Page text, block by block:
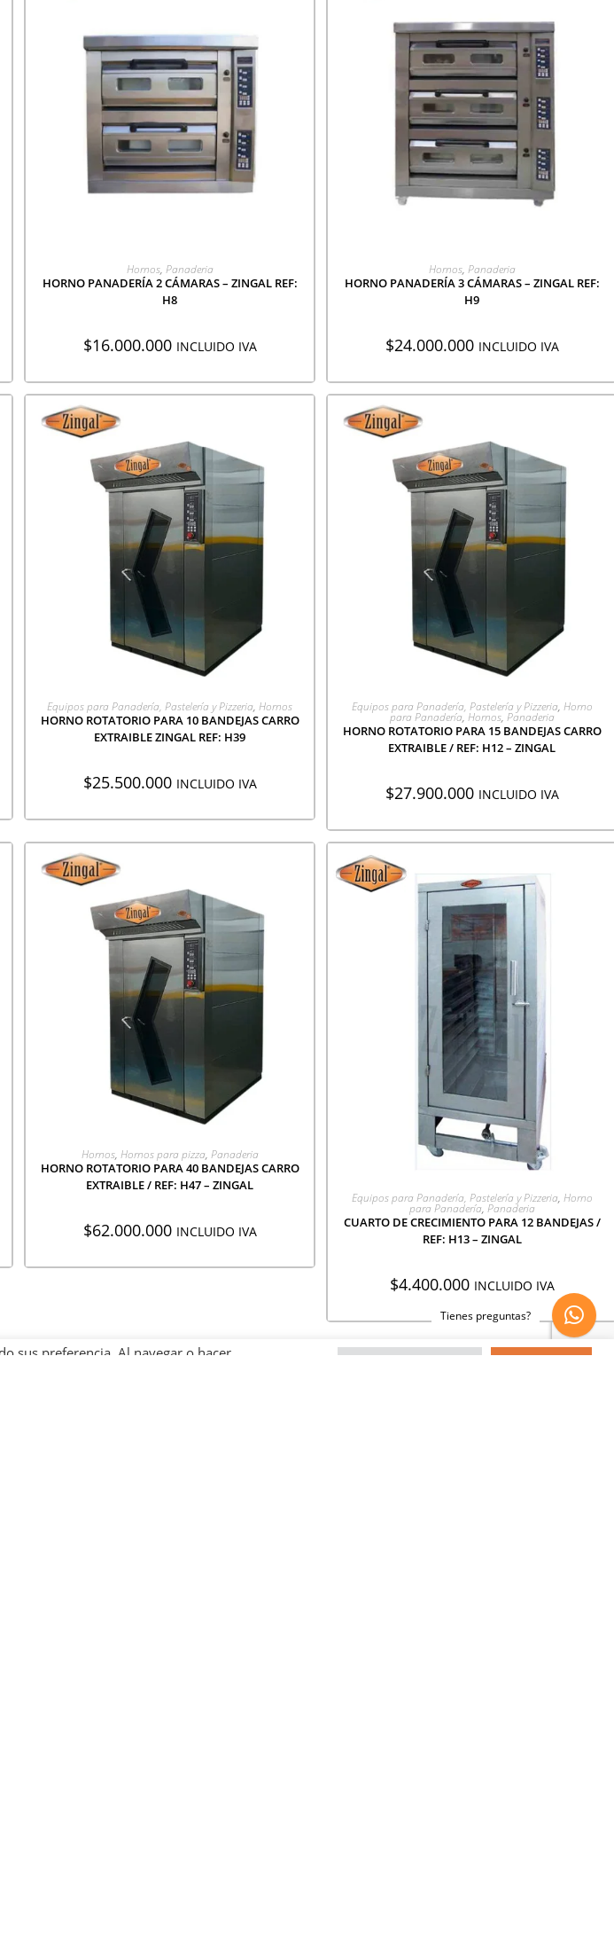
AGREGAR A COTIZACIÓN
Hornos, Panaderia
HORNO PANADERÍA 2 CÁMARAS – ZINGAL REF:
H8
$16.000.000 INCLUIDO IVA
AGREGAR A COTIZACIÓN
Hornos, Panaderia
HORNO PANADERÍA 3 CÁMARAS – ZINGAL REF:
H9
$24.000.000 INCLUIDO IVA
AGREGAR A COTIZACIÓN
Equipos para Panadería, Pastelería y Pizzeria, Hornos
HORNO ROTATORIO PARA 10 BANDEJAS CARRO
EXTRAIBLE ZINGAL REF: H39
$25.500.000 INCLUIDO IVA
AGREGAR A COTIZACIÓN
Equipos para Panadería, Pastelería y Pizzeria, Horno
para Panadería,Hornos, Panaderia
HORNO ROTATORIO PARA 15 BANDEJAS CARRO
EXTRAIBLE / REF: H12 – ZINGAL
$27.900.000 INCLUIDO IVA
AGREGAR A COTIZACIÓN
Hornos, Hornos para pizza, Panaderia
HORNO ROTATORIO PARA 40 BANDEJAS CARRO
EXTRAIBLE / REF: H47 – ZINGAL
$62.000.000 INCLUIDO IVA
AGREGAR A COTIZACIÓN
Equipos para Panadería, Pastelería y Pizzeria, Horno
para Panadería, Panaderia
CUARTO DE CRECIMIENTO PARA 12 BANDEJAS /
REF: H13 – ZINGAL
$4.400.000 INCLUIDO IVA
Tienes preguntas?